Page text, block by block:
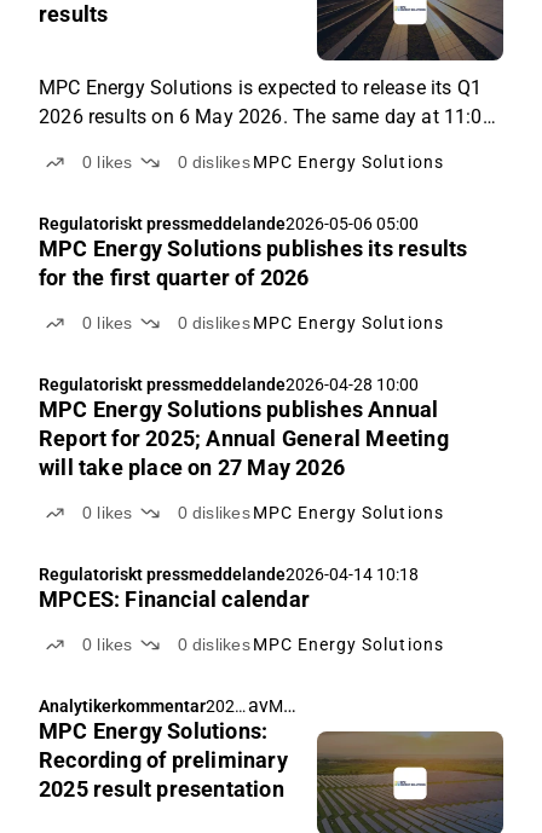
results
MPC Energy Solutions is expected to release its Q1
2026 results on 6 May 2026. The same day at 11:00
Meichsner, will present the first-quarter results, and
event.
0 likes 0 dislikes MPC Energy Solutions
Regulatoriskt pressmeddelande2026-05-06 05:00
MPC Energy Solutions publishes its results
for the first quarter of 2026
0 likes 0 dislikes MPC Energy Solutions
Regulatoriskt pressmeddelande2026-04-28 10:00
MPC Energy Solutions publishes Annual
Report for 2025; Annual General Meeting
will take place on 27 May 2026
0 likes 0 dislikes MPC Energy Solutions
Regulatoriskt pressmeddelande2026-04-14 10:18
MPCES: Financial calendar
0 likes 0 dislikes MPC Energy Solutions
Analytikerkommentar2026
-02-
27
14:1
3
av Michael Friis
MPC Energy Solutions:
Recording of preliminary
2025 result presentation